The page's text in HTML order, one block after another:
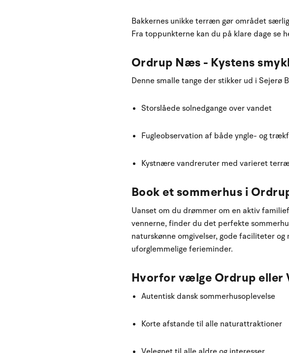
Bakkernes unikke terræn gør området
Fra toppunkterne kan du på klare dage se
Ordrup Næs - Kystens
Denne smalle tange der stikker ud i Sejerø
Storslåede solnedgange over vandet
Fugleobservation af både yngle- og
Kystnære vandreruter med varieret
Book et sommerhus i
Uanset om du drømmer om en aktiv
vennerne, finder du det perfekte
naturskønne omgivelser, gode faciliteter
uforglemmelige ferieminder.
Hvorfor vælge Ordrup eller
Autentisk dansk sommerhusoplevelse
Korte afstande til alle naturattraktioner